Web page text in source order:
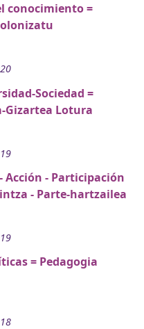
conocimiento =
Sociedad =
Gizartea Lotura
Acción - Participación
- Parte-hartzailea
= Pedagogia